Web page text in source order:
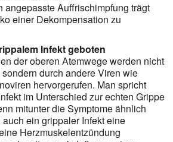
angepasste Auffrischimpfung trägt
einer Dekompen­sation zu
Infekt geboten
der oberen Atemwege werden nicht
durch andere Viren wie
hervor­gerufen. Man spricht
im Unterschied zur echten Grippe
mitunter die Symptome ähnlich
ein grippaler Infekt eine
Herzmuskel­entzündung